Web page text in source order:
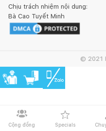
Cộng đồng Specials
Chịu trách nhiệm nội dung:
Bà Cao Tuyết Minh
© 2021